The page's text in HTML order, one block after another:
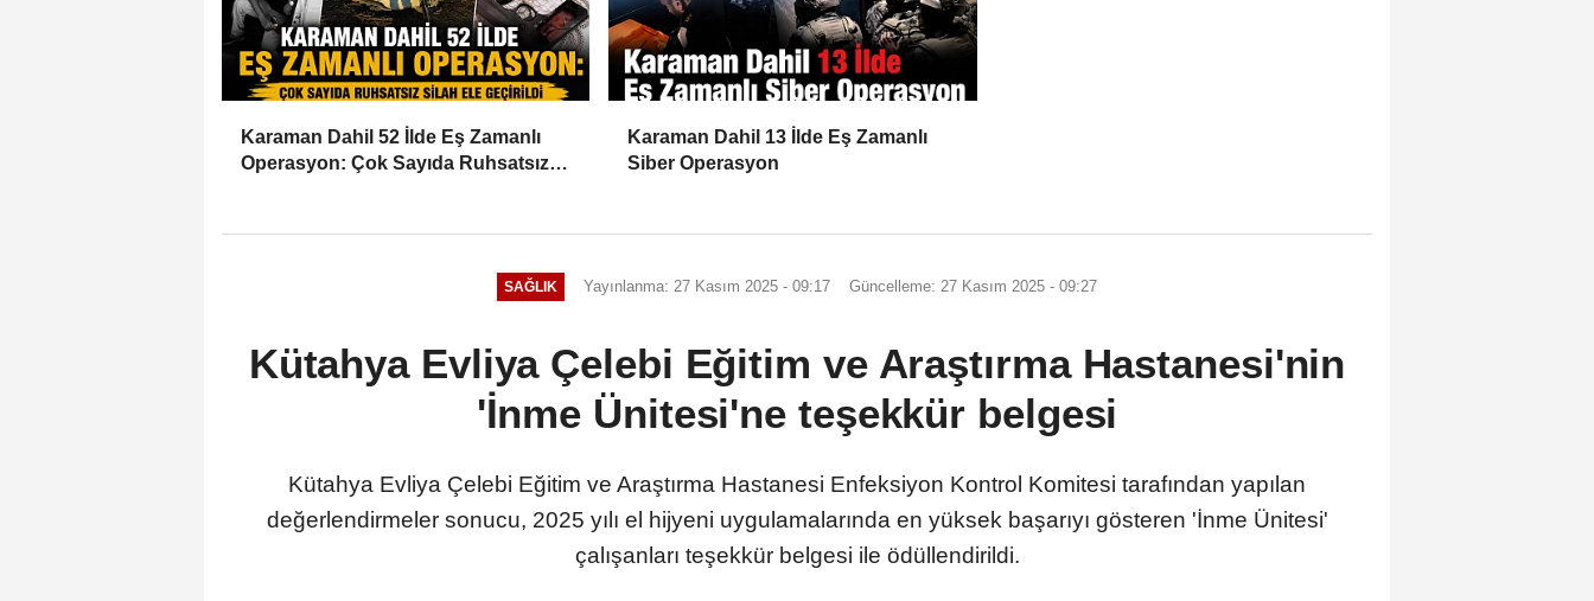
Karaman Dahil 52 İlde Eş Zamanlı
Operasyon: Çok Sayıda Ruhsatsız
Karaman Dahil 13 İlde Eş Zamanlı
Siber Operasyon
SAĞLIK Yayınlanma: 27 Kasım 2025 - 09:17 Güncelleme: 27 Kasım 2025 - 09:27
Kütahya Evliya Çelebi Eğitim ve Araştırma Hastanesi'nin
'İnme Ünitesi'ne teşekkür belgesi
Kütahya Evliya Çelebi Eğitim ve Araştırma Hastanesi Enfeksiyon Kontrol Komitesi tarafından yapılan
değerlendirmeler sonucu, 2025 yılı el hijyeni uygulamalarında en yüksek başarıyı gösteren 'İnme Ünitesi'
çalışanları teşekkür belgesi ile ödüllendirildi.